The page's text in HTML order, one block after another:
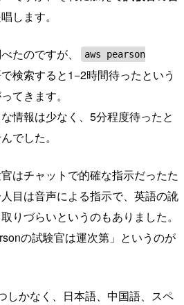
します。
たのですが、
aws pearson
検索すると1−2時間待ったという
てきます。
情報は少なく、5分程度待ったと
でした。
はチャットで的確な指示だったた
目は音声による指示で、英語の訛
りづらいというのもありました。
の試験官は運次第」というのが
しかなく、日本語、中国語、スペ